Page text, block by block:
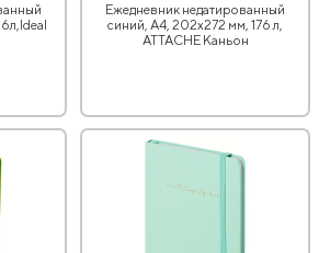
Ежедневник недатированный
синий, А4, 202х272 мм, 176 л,
АТТАСНЕ Каньон